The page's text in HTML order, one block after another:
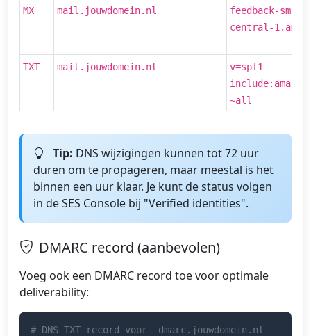
MX mail.jouwdomein.nl
feedback-
central-
TXT mail.jouwdomein.nl
v=spf1
~all
Tip: DNS wijzigingen kunnen tot 72 uur
duren om te propageren, maar meestal is het
binnen een uur klaar. Je kunt de status volgen
in de SES Console bij "Verified identities".
DMARC record (aanbevolen)
Voeg ook een DMARC record toe voor optimale
deliverability:
# DNS TXT record voor _dmarc.jouwdomein.nl